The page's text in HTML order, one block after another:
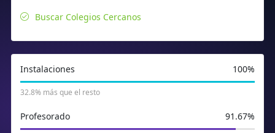
Buscar Colegios Cercanos
Instalaciones 100%
32.8% más que el resto
Profesorado 91.67%